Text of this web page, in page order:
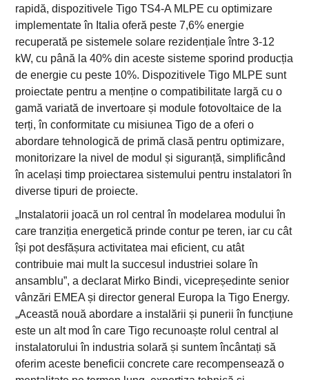
rapidă, dispozitivele Tigo TS4-A MLPE cu optimizare
implementate în Italia oferă peste 7,6% energie
recuperată pe sistemele solare rezidențiale între 3-12
kW, cu până la 40% din aceste sisteme sporind producția
de energie cu peste 10%. Dispozitivele Tigo MLPE sunt
proiectate pentru a menține o compatibilitate largă cu o
gamă variată de invertoare și module fotovoltaice de la
terți, în conformitate cu misiunea Tigo de a oferi o
abordare tehnologică de primă clasă pentru optimizare,
monitorizare la nivel de modul și siguranță, simplificând
în același timp proiectarea sistemului pentru instalatori în
diverse tipuri de proiecte.
„Instalatorii joacă un rol central în modelarea modului în
care tranziția energetică prinde contur pe teren, iar cu cât
își pot desfășura activitatea mai eficient, cu atât
contribuie mai mult la succesul industriei solare în
ansamblu”, a declarat Mirko Bindi, vicepreședinte senior
vânzări EMEA și director general Europa la Tigo Energy.
„Această nouă abordare a instalării și punerii în funcțiune
este un alt mod în care Tigo recunoaște rolul central al
instalatorului în industria solară și suntem încântați să
oferim aceste beneficii concrete care recompensează o